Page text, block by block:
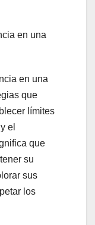
en una
en una
que
límites
el
que
su
sus
los